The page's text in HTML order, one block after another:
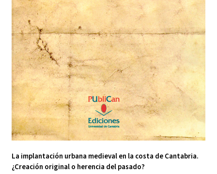
La implantación urbana medieval en la costa de Cantabria.
¿Creación original o herencia del pasado?